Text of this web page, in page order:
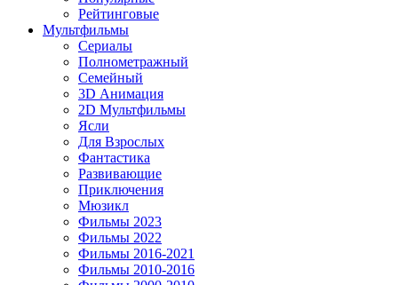
Рейтинговые
Мультфильмы
Сериалы
Полнометражный
Семейный
3D Анимация
2D Мультфильмы
Ясли
Для Взрослых
Фантастика
Развивающие
Приключения
Мюзикл
Фильмы 2023
Фильмы 2022
Фильмы 2016-2021
Фильмы 2010-2016